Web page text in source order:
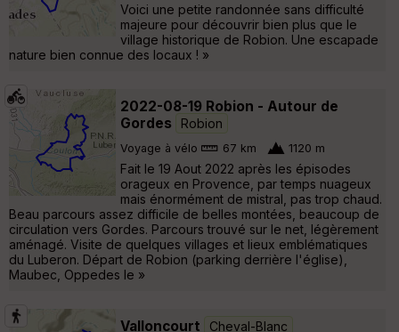
Voici une petite randonnée sans difficulté
majeure pour découvrir bien plus que le
village historique de Robion. Une escapade
nature bien connue des locaux ! »
2022-08-19 Robion - Autour de
Gordes
Robion
Voyage à vélo 67 km 1120 m
Fait le 19 Aout 2022 après les épisodes
orageux en Provence, par temps nuageux
mais énormément de mistral, pas trop chaud.
Beau parcours assez difficile de belles montées, beaucoup de
circulation vers Gordes. Parcours trouvé sur le net, légèrement
aménagé. Visite de quelques villages et lieux emblématiques
du Luberon. Départ de Robion (parking derrière l'église),
Maubec, Oppedes le »
Valloncourt Cheval-Blanc